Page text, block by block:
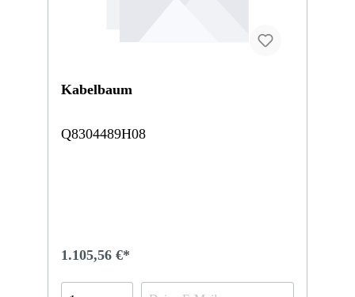
Kabelbaum
Q8304489H08
1.105,56 €*